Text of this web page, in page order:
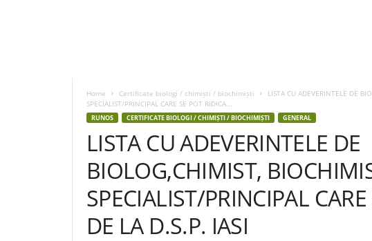
P
Home Certificate biologi / chimiști / biochimiști
LISTA CU ADEVERINTELE DE
SPECIALIST/PRINCIPAL CARE SE POT RIDICA...
RUNOS CERTIFICATE BIOLOGI / CHIMIȘTI / BIOCHIMIȘTI GENERAL
LISTA CU ADEVERINTELE DE
BIOLOG,CHIMIST,
SPECIALIST/PRINCIPAL
DE LA D.S.P. IASI